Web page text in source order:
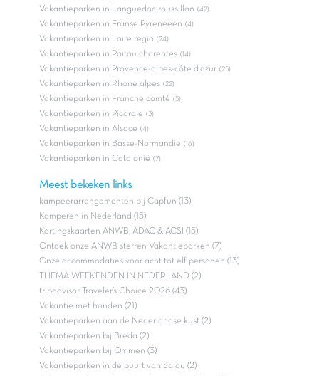
Vakantieparken in Languedoc roussillon (42)
Vakantieparken in Franse Pyreneeën (4)
Vakantieparken in Loire regio (24)
Vakantieparken in Poitou charentes (14)
Vakantieparken in Provence-alpes-côte d'azur (25)
Vakantieparken in Rhone alpes (22)
Vakantieparken in Franche comté (5)
Vakantieparken in Picardie (3)
Vakantieparken in Alsace (4)
Vakantieparken in Basse-Normandie (16)
Vakantieparken in Catalonië (7)
Meest bekeken links
kampeerarrangementen bij Capfun (13)
Kamperen in Nederland (15)
Kortingskaarten ANWB, ADAC & ACSI (15)
Ontdek onze ANWB sterren Vakantieparken (7)
Onze accommodaties voor acht tot elf personen (13)
THEMA WEEKENDEN IN NEDERLAND (2)
tripadvisor Traveler’s Choice 2026 (43)
Vakantie met honden (21)
Vakantieparken aan de Nederlandse kust (2)
Vakantieparken bij Breda (2)
Vakantieparken bij Ommen (3)
Vakantieparken in de buurt van Salou (2)